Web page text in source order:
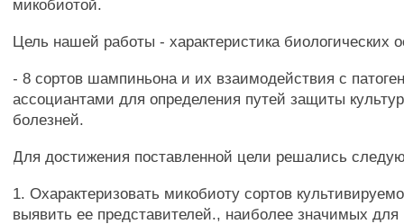
микобиотой.
Цель нашей работы - характеристика биологических
- 8 сортов шампиньона и их взаимодействия с
ассоциантами для определения путей защиты
болезней.
Для достижения поставленной цели решались
1. Охарактеризовать микобиоту сортов
выявить ее представителей., наиболее значимых для